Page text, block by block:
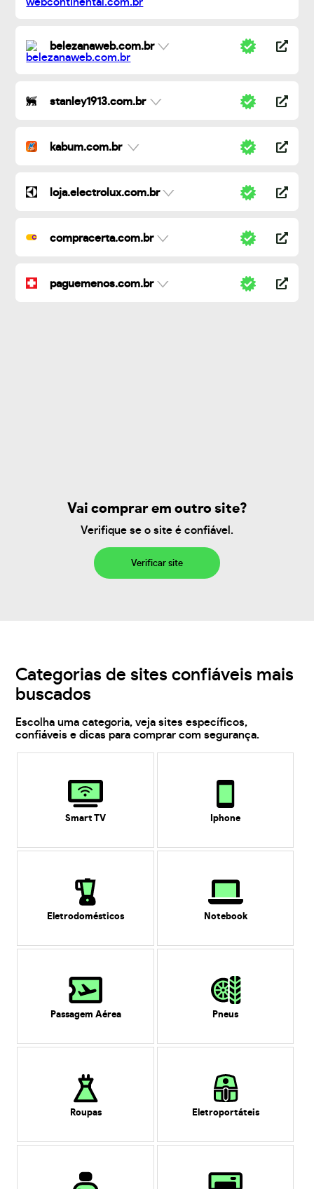
belezanaweb.com.br
stanley1913.com.br
kabum.com.br
loja.electrolux.com.br
compracerta.com.br
paguemenos.com.br
Vai comprar em outro site?
Verifique se o site é confiável.
Verificar site
Categorias de sites confiáveis mais
buscados
Escolha uma categoria, veja sites específicos,
confiáveis e dicas para comprar com segurança.
Smart TV Iphone
Eletrodomésticos Notebook
Passagem Aérea Pneus
Roupas Eletroportáteis